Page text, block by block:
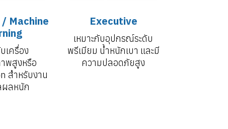
Machine
เครื่อง
พสูงหรือ
สำหรับงาน
ผลหนัก
Executive
เหมาะกับอุปกรณ์ระดับ
พรีเมียม น้ำหนักเบา และมี
ความปลอดภัยสูง